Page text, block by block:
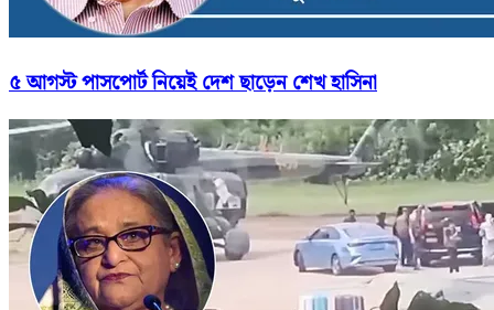
৫ আগস্ট পাসপোর্ট নিয়েই দেশ ছাড়েন শেখ হাসিনা